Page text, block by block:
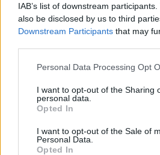
IAB’s list of downstream
also be disclosed by us to third
Downstream Participants that may
Personal Data Processing Opt
I want to opt-out of the Sharing
personal data.
Opted In
I want to opt-out of the Sale of
Personal Data.
Opted In